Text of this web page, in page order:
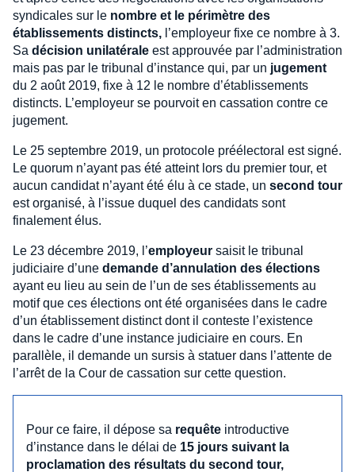
syndicales sur le nombre et le périmètre des
établissements distincts, l’employeur fixe ce nombre à 3.
Sa décision unilatérale est approuvée par l’administration
mais pas par le tribunal d’instance qui, par un jugement
du 2 août 2019, fixe à 12 le nombre d’établissements
distincts. L’employeur se pourvoit en cassation contre ce
jugement.
Le 25 septembre 2019, un protocole préélectoral est signé.
Le quorum n’ayant pas été atteint lors du premier tour, et
aucun candidat n’ayant été élu à ce stade, un second tour
est organisé, à l’issue duquel des candidats sont
finalement élus.
Le 23 décembre 2019, l’employeur saisit le tribunal
judiciaire d’une demande d’annulation des élections
ayant eu lieu au sein de l’un de ses établissements au
motif que ces élections ont été organisées dans le cadre
d’un établissement distinct dont il conteste l’existence
dans le cadre d’une instance judiciaire en cours. En
parallèle, il demande un sursis à statuer dans l’attente de
l’arrêt de la Cour de cassation sur cette question.
Pour ce faire, il dépose sa requête introductive
d’instance dans le délai de 15 jours suivant la
proclamation des résultats du second tour,